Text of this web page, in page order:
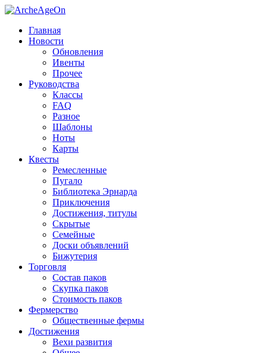
Главная
Новости
Обновления
Ивенты
Прочее
Руководства
Классы
FAQ
Разное
Шаблоны
Ноты
Карты
Квесты
Ремесленные
Пугало
Библиотека Эрнарда
Приключения
Достижения, титулы
Скрытые
Семейные
Доски объявлений
Бижутерия
Торговля
Состав паков
Скупка паков
Стоимость паков
Фермерство
Общественные фермы
Достижения
Вехи развития